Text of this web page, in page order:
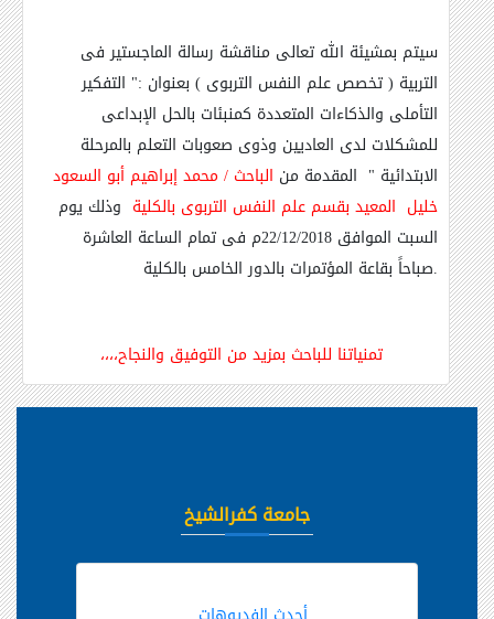
سيتم بمشيئة الله تعالى مناقشة رسالة الماجستير فى
التربية ( تخصص علم النفس التربوى ) بعنوان :" التفكير
التأملى والذكاءات المتعددة كمنبئات بالحل الإبداعى
للمشكلات لدى العاديين وذوى صعوبات التعلم بالمرحلة
الابتدائية " المقدمة من الباحث / محمد إبراهيم أبو السعود
خليل المعيد بقسم علم النفس التربوى بالكلية وذلك يوم
السبت الموافق 22/12/2018م فى تمام الساعة العاشرة
صباحاً بقاعة المؤتمرات بالدور الخامس بالكلية.
تمنياتنا للباحث بمزيد من التوفيق والنجاح،،،،
جامعة كفرالشيخ